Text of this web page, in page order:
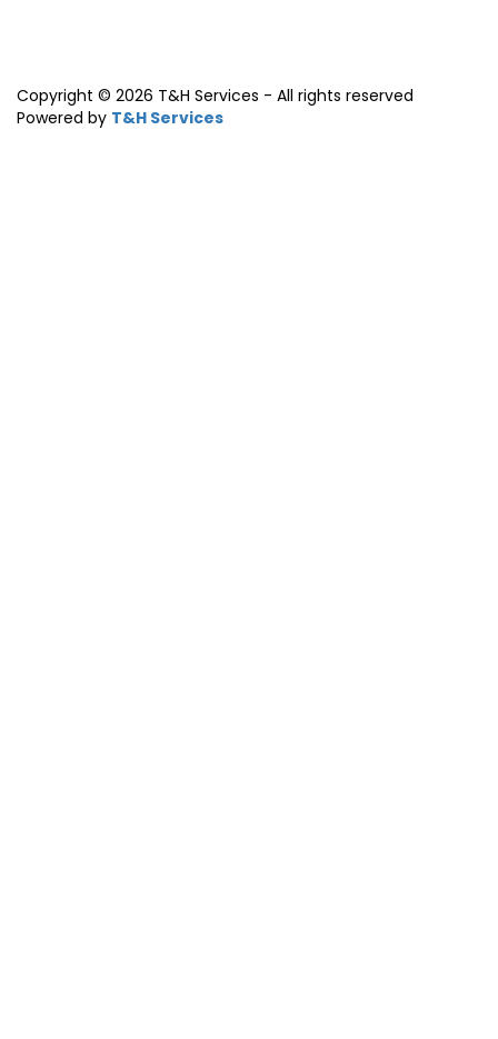
Copyright © 2026 T&H Services - All rights reserved
Powered by T&H Services